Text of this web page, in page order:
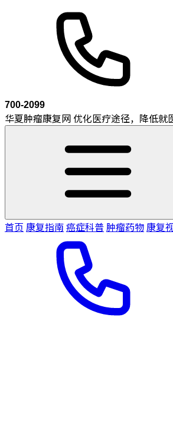
700-2099
华夏肿瘤康复网 优化医疗途径，降低就
首页 康复指南癌症科普肿瘤药物康复